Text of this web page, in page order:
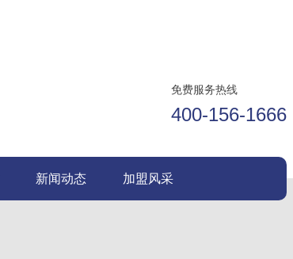
免费服务热线
400-156-1666
新闻动态 加盟风采